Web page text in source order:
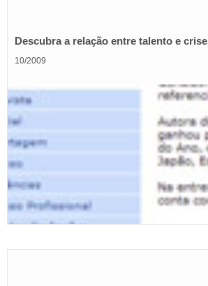
Descubra a relação entre talento e crise
10/2009